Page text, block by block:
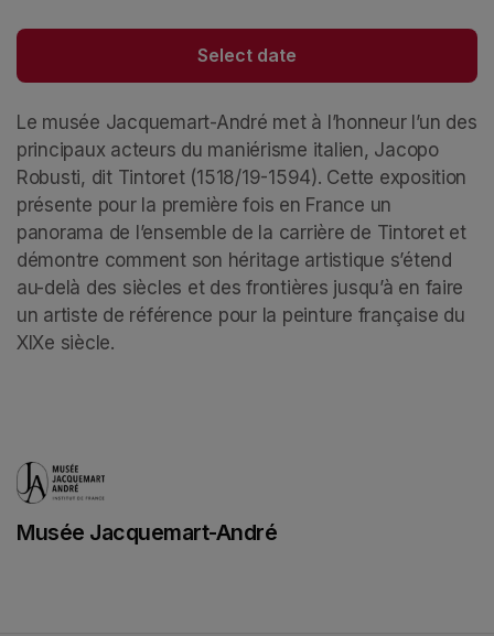
Select date
Le musée Jacquemart-André met à l’honneur l’un des
principaux acteurs du maniérisme italien, Jacopo
Robusti, dit Tintoret (1518/19-1594). Cette exposition
présente pour la première fois en France un
panorama de l’ensemble de la carrière de Tintoret et
démontre comment son héritage artistique s’étend
au-delà des siècles et des frontières jusqu’à en faire
un artiste de référence pour la peinture française du
XIXe siècle.
Musée Jacquemart-André